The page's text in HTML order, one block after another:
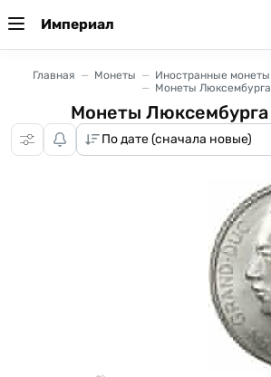
Империал
Главная Монеты Иностранные монеты
Монеты Люксембурга
Монеты Люксембурга